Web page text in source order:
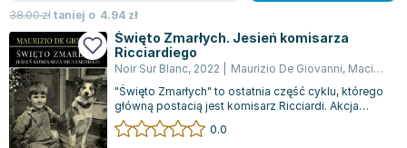
Jo Nesbo
Katarzyna Miller
Antoine de Saint Exupery
Lew Tołstoj
Mark Twain
Marcin Meller
38.00złtaniej o 4.94 zł
Święto Zmarłych. Jesień komisarza
Ricciardiego
Noir Sur Blanc, 2022 Maurizio De Giovanni, Maciej A. Brzozowski
"Święto Zmarłych" to ostatnia część cyklu, którego
główną postacią jest komisarz Ricciardi. Akcja
rozgrywa się w deszczowym Neapol...
0.0